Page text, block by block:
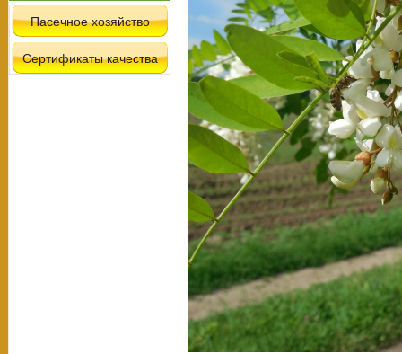
Пасечное хозяйство
Сертификаты качества